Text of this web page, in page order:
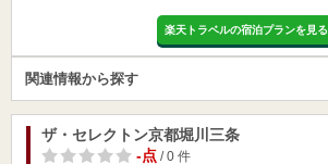
楽天トラベルの宿泊プランを見る
関連情報から探す
ザ・セレクトン京都堀川三条
-点/ 0 件